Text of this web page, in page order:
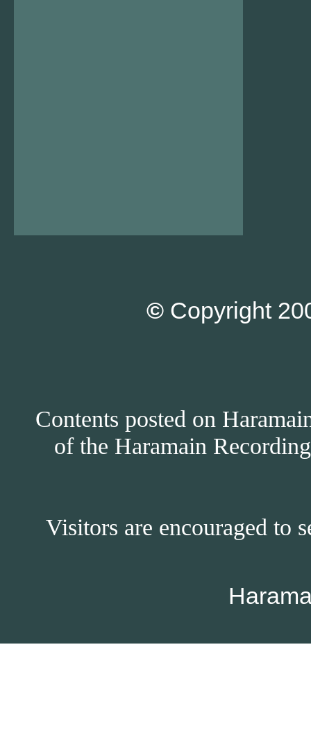
© Copyright
Contents posted on
of the Haramain
Visitors are encouraged to